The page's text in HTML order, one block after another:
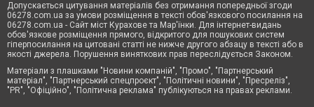
Допускається цитування матеріалів без отримання попередньої згоди
06278.com.ua за умови розміщення в тексті обов'язкового посилання на
06278.com.ua - Сайт міст Курахове та Мар'їнки. Для інтернет-видань
обов'язкове розміщення прямого, відкритого для пошукових систем
гіперпосилання на цитовані статті не нижче другого абзацу в тексті або в
якості джерела. Порушення виняткових прав переслідується Законом.
Матеріали з плашками "Новини компаній", "Промо", "Партнерський
матеріал", "Партнерський спецпроєкт", "Політичні новини", "Пресреліз",
"PR", "Офіційно", "Політична реклама" публікуються на правах реклами.